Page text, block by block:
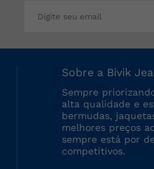
Sobre a Bivik
Sempre
alta qualidade e
bermudas,
melhores preços
sempre está por
competitivos.